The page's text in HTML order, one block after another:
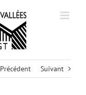
Précédent Suivant